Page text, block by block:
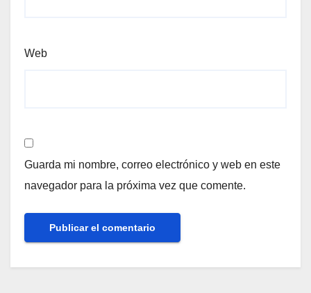
Web
Guarda mi nombre, correo electrónico y web en este
navegador para la próxima vez que comente.